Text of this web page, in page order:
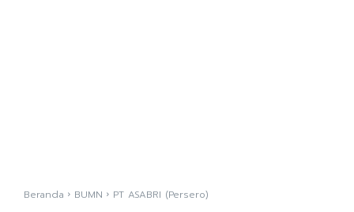
Beranda BUMN PT ASABRI (Persero)